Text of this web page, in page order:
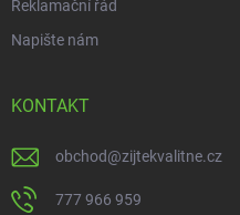
Reklamační řád
Napište nám
KONTAKT
obchod@zijtekvalitne.cz
777 966 959